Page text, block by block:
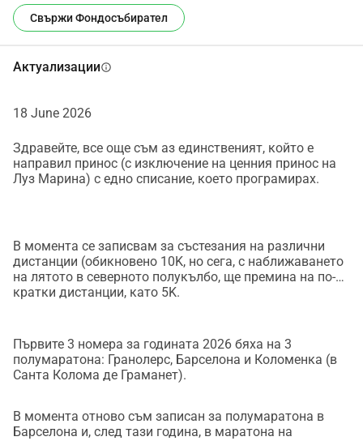
защото не исках да бъда твърде амбициозен.
Не мислех, че мога да завърша приложението за 5K,
завърших приложението за 5K и също изтеглих
2012).
Първото ми състезание беше 10K в Барселона (моят
град), Cursa de la Mercè тази година (септември 2012).
Оттогава съм бягал на множество 10K състезания,
замъка Монтжуик до увеселителния парк Тибидабо),
три състезания Behobia/San Sebastián и около девет
полумаратона. Също така съм бягал на две
версии от 15K и 30K [и двете, които бягах, бяха 30K]), и
два маратонa (и двата в Барселона): един през 2017 г.
*Защо толкова много години между двата маратона?
Свържи Фондосъбирател
Актуализацииinfo
18 June 2026
Здравейте, все още съм аз единственият, който е
направил принос (с изключение на ценния принос на
Луз Марина) с едно списание, което програмирах.
В момента се записвам за състезания на различни
дистанции (обикновено 10K, но сега, с наближаването
на лятото в северното полукълбо, ще премина на по-
кратки дистанции, като 5K.
Първите 3 номера за годината 2026 бяха на 3
полумаратона: Гранолерс, Барселона и Коломенка (в
Санта Колома де Граманет).
В момента отново съм записан за полумаратона в
Барселона и, след тази година, в маратона на